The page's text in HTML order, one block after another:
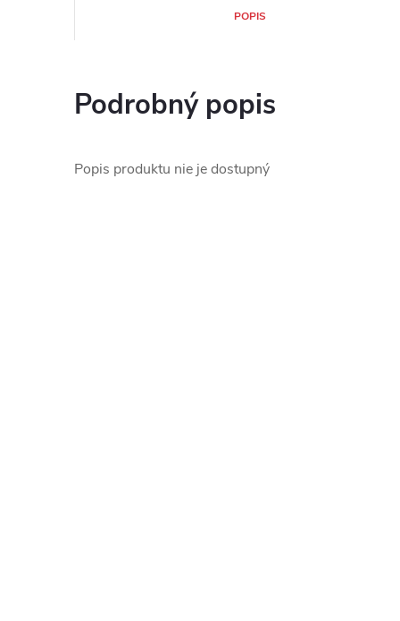
POPIS
Podrobný popis
Popis produktu nie je dostupný